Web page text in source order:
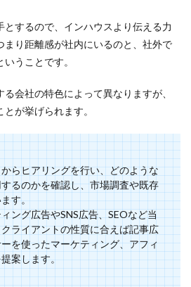
とするので、インハウスより伝える力
まり距離感が社内にいるのと、社外で
うことです。
会社の特色によって異なりますが、
が挙げられます。
らヒアリングを行い、どのような
るのかを確認し、市場調査や既存
す。
ング広告やSNS広告、SEOなど当
ライアントの性質に合えば記事広
を使ったマーケティング、アフィ
案します。